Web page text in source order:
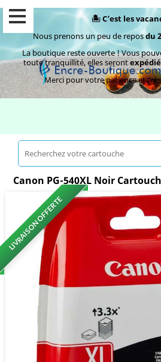
🏝️ C’est les
Nous prenons un peu de reposdu
La boutique reste ouverte ! Vous
toute tranquillité, elles seront
Merci pour votre patience et
Canon PG-540XL Noir
LIVRAISON OFFERTE